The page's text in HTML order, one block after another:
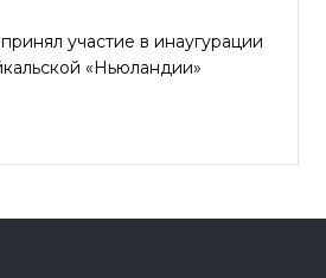
участие в инаугурации
«Ньюландии»